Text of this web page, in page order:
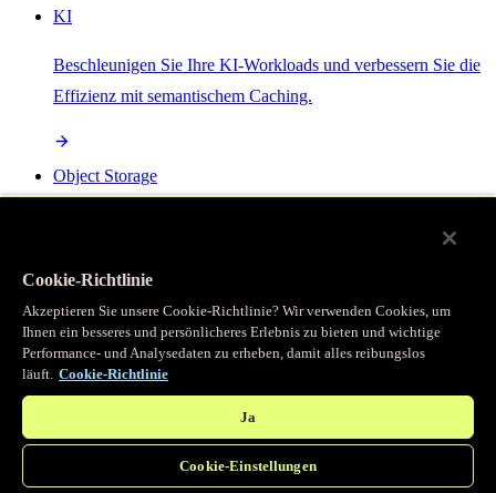
KI
Beschleunigen Sie Ihre KI-Workloads und verbessern Sie die
Effizienz mit semantischem Caching.
Object Storage
Programmierbarer Cache
Erhalten Sie vollständigen programmatischen Zugriff auf das
legendäre Caching, das unser CDN antreibt.
Cookie-Richtlinie
Akzeptieren Sie unsere Cookie-Richtlinie? Wir verwenden Cookies, um
Ihnen ein besseres und persönlicheres Erlebnis zu bieten und wichtige
Performance- und Analysedaten zu erheben, damit alles reibungslos
läuft. Cookie-Richtlinie
Ja
Cookie-Einstellungen